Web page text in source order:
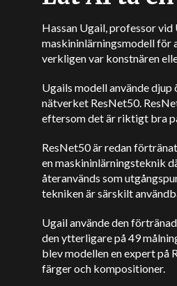
Hassan Ugail, professor
maskininlärningsmodell för
verkligen var konstnären
Ugails modell använde
nätverket ResNet50.
eftersom det är riktigt bra
ResNet50 är redan
en maskininlärningsteknik
återanvänds som
tekniken är särskilt
Ugail använde den
den ytterligare på 49
blev modellen en expert på
färger och kompositioner.